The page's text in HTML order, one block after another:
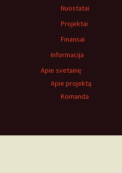
Nuostatai
Projektai
Finansai
Informacija
Apie svetainę
Apie projektą
Komanda